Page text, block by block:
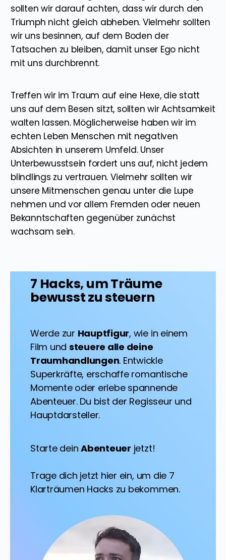
sollten wir darauf achten, dass wir durch den
Triumph nicht gleich abheben. Vielmehr sollten
wir uns besinnen, auf dem Boden der
Tatsachen zu bleiben, damit unser Ego nicht
mit uns durchbrennt.
Treffen wir im Traum auf eine Hexe, die statt
uns auf dem Besen sitzt, sollten wir Achtsamkeit
walten lassen. Möglicherweise haben wir im
echten Leben Menschen mit negativen
Absichten in unserem Umfeld. Unser
Unterbewusstsein fordert uns auf, nicht jedem
blindlings zu vertrauen. Vielmehr sollten wir
unsere Mitmenschen genau unter die Lupe
nehmen und vor allem Fremden oder neuen
Bekanntschaften gegenüber zunächst
wachsam sein.
7 Hacks, um Träume
bewusst zu steuern
Werde zur Hauptfigur, wie in einem
Film und steuere alle deine
Traumhandlungen. Entwickle
Superkräfte, erschaffe romantische
Momente oder erlebe spannende
Abenteuer. Du bist der Regisseur und
Hauptdarsteller.
Starte deinAbenteuer jetzt!
Trage dich jetzt hier ein, um die 7
Klarträumen Hacks zu bekommen.